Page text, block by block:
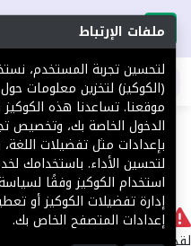
تحميل التطبيق
لا يوجد
لقد حدث خطأ داخلي أثناء معالجة
ملفات الإرتباط
لتحسين تجربة المستخدم،
(الكوكيز) لتخزين معلومات
موقعنا. تساعدنا هذه
الدخول الخاصة بك، وتخصيص
بإعدادات مثل تفضيلات
لتحسين الأداء. باستخدامك
استخدام الكوكيز وفقًا
إدارة تفضيلات الكوكيز أو
إعدادات المتصفح الخاص بك.